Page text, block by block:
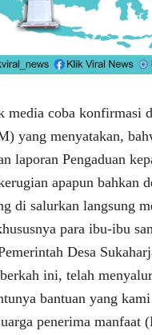
media coba konfirmasi
yang menyatakan,
laporan Pengaduan
apapun bahkan
di salurkan langsung
para ibu-ibu
Desa
ini, telah
bantuan yang
penerima manfaat